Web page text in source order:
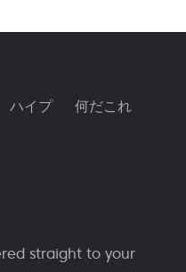
ハイプ 何だこれ
straight to your